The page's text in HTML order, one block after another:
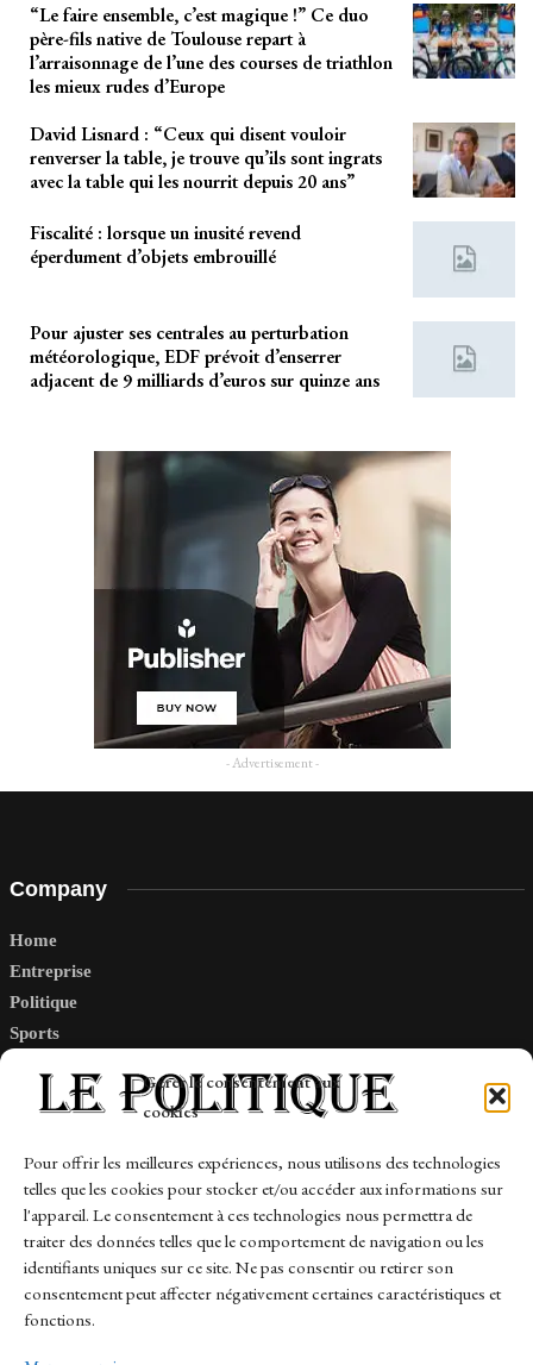
Gérer le consentement aux
cookies
Pour offrir les meilleures expériences, nous utilisons des technologies
telles que les cookies pour stocker et/ou accéder aux informations sur
l'appareil. Le consentement à ces technologies nous permettra de
traiter des données telles que le comportement de navigation ou les
identifiants uniques sur ce site. Ne pas consentir ou retirer son
consentement peut affecter négativement certaines caractéristiques et
fonctions.
“Le faire ensemble, c’est magique !” Ce duo
père-fils native de Toulouse repart à
l’arraisonnage de l’une des courses de triathlon
les mieux rudes d’Europe
David Lisnard : “Ceux qui disent vouloir
renverser la table, je trouve qu’ils sont ingrats
avec la table qui les nourrit depuis 20 ans”
Fiscalité : lorsque un inusité revend
éperdument d’objets embrouillé
Pour ajuster ses centrales au perturbation
météorologique, EDF prévoit d’enserrer
adjacent de 9 milliards d’euros sur quinze ans
- Advertisement -
Company
Home
Entreprise
Politique
Sports
Links
Contact
Sitemap